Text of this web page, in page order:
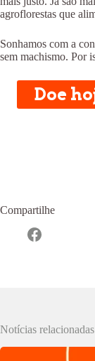
agroflorestas que
Sonhamos com a
sem machismo. Por
Doe
Compartilhe
Notícias relacionadas